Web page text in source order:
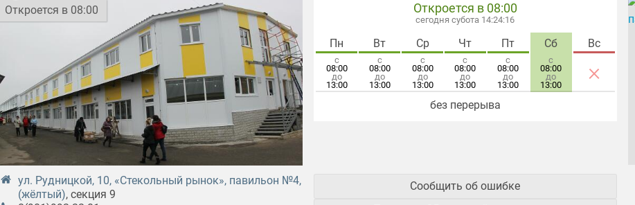
Откроется в 08:00
ул. Рудницкой, 10, «Стекольный рынок», павильон №4,
(жёлтый), секция 9
Откроется в 08:00
сегодня субота 14:24:18
Пн
с
08:00
до
13:00
Вт
с
08:00
до
13:00
Ср
с
08:00
до
13:00
Чт
с
08:00
до
13:00
Пт
с
08:00
до
13:00
Сб
с
08:00
до
13:00
Вс
×
без перерыва
Сообщить об ошибке